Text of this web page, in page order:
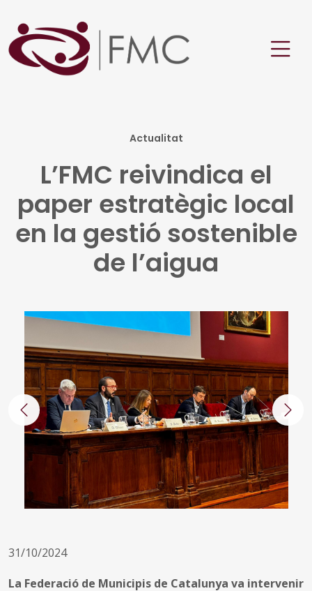
Actualitat
L’FMC reivindica el
paper estratègic local
en la gestió sostenible
de l’aigua
Anterior
31/10/2024
La Federació de Municipis de Catalunya va intervenir